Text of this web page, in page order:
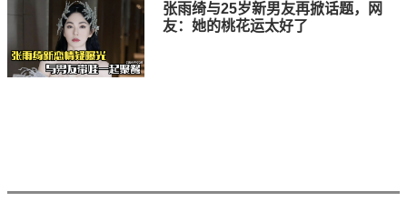
张雨绮与25岁新男友再掀话题，网
友：她的桃花运太好了